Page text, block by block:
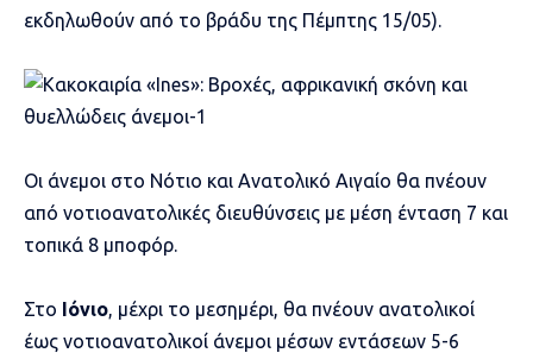
εκδηλωθούν από το βράδυ της Πέμπτης 15/05).
Οι άνεμοι στο Νότιο και Ανατολικό Αιγαίο θα πνέουν
από νοτιοανατολικές διευθύνσεις με μέση ένταση 7 και
τοπικά 8 μποφόρ.
Στο Ιόνιο, μέχρι το μεσημέρι, θα πνέουν ανατολικοί
έως νοτιοανατολικοί άνεμοι μέσων εντάσεων 5-6